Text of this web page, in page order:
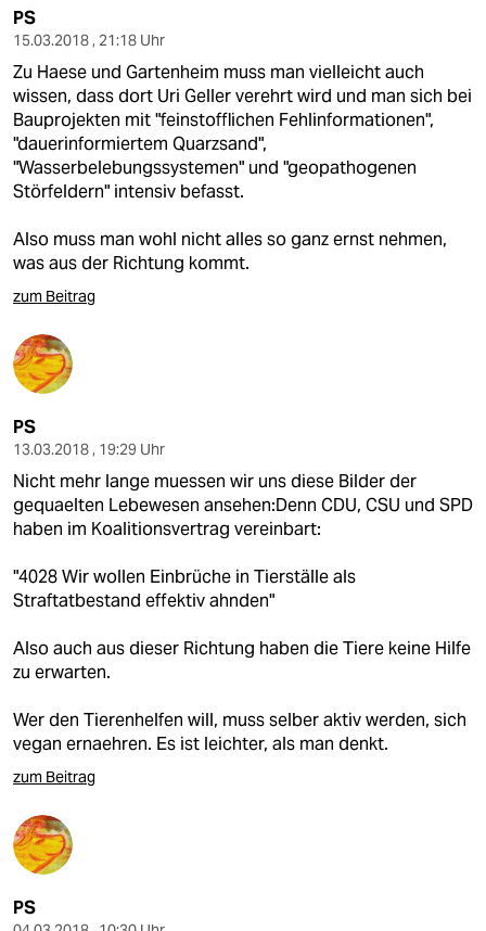
PS
15.03.2018 , 21:18 Uhr
Zu Haese und Gartenheim muss man vielleicht auch
wissen, dass dort Uri Geller verehrt wird und man sich bei
Bauprojekten mit "feinstofflichen Fehlinformationen",
"dauerinformiertem Quarzsand",
"Wasserbelebungssystemen" und "geopathogenen
Störfeldern" intensiv befasst.
Also muss man wohl nicht alles so ganz ernst nehmen,
was aus der Richtung kommt.
zum Beitrag
PS
13.03.2018 , 19:29 Uhr
Nicht mehr lange muessen wir uns diese Bilder der
gequaelten Lebewesen ansehen:Denn CDU, CSU und SPD
haben im Koalitionsvertrag vereinbart:
"4028 Wir wollen Einbrüche in Tierställe als
Straftatbestand effektiv ahnden"
Also auch aus dieser Richtung haben die Tiere keine Hilfe
zu erwarten.
Wer den Tierenhelfen will, muss selber aktiv werden, sich
vegan ernaehren. Es ist leichter, als man denkt.
zum Beitrag
PS